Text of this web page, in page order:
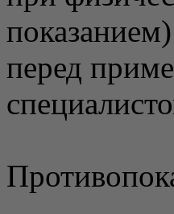
показанием)
перед